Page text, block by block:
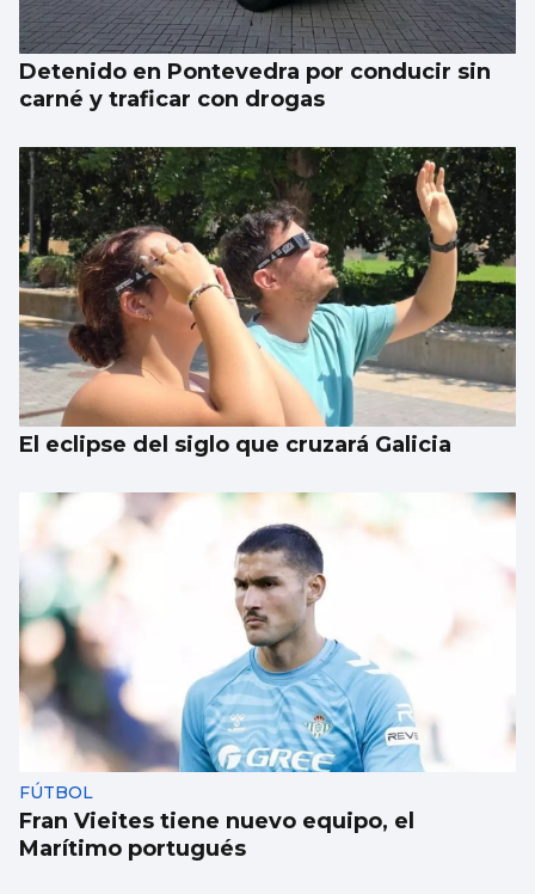
Detenido en Pontevedra por conducir sin
carné y traficar con drogas
El eclipse del siglo que cruzará Galicia
FÚTBOL
Fran Vieites tiene nuevo equipo, el
Marítimo portugués